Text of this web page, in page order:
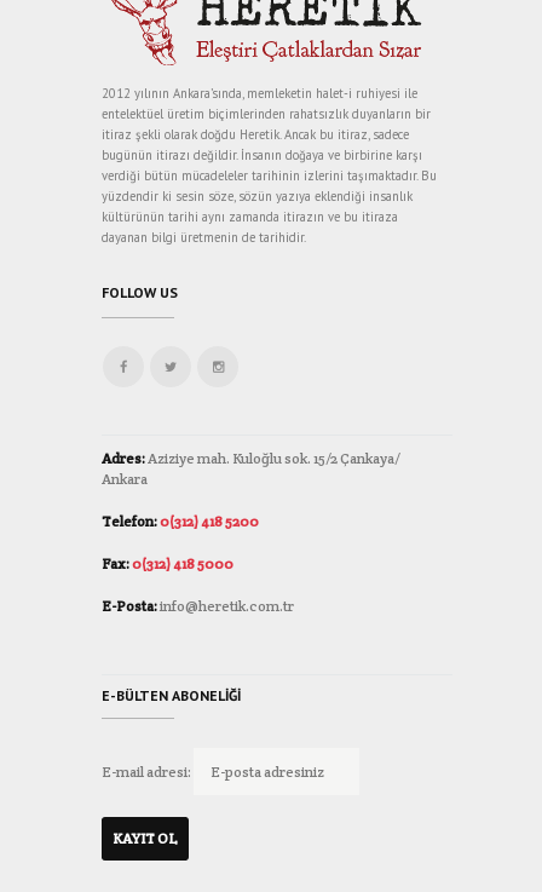
2012 yılının Ankara’sında, memleketin halet-i ruhiyesi ile
entelektüel üretim biçimlerinden rahatsızlık duyanların bir
itiraz şekli olarak doğdu Heretik. Ancak bu itiraz, sadece
bugünün itirazı değildir. İnsanın doğaya ve birbirine karşı
verdiği bütün mücadeleler tarihinin izlerini taşımaktadır. Bu
yüzdendir ki sesin söze, sözün yazıya eklendiği insanlık
kültürünün tarihi aynı zamanda itirazın ve bu itiraza
dayanan bilgi üretmenin de tarihidir.
FOLLOW US
Adres:Aziziye mah. Kuloğlu sok. 15/2 Çankaya/
Ankara
Telefon:0(312) 418 5200
Fax:0(312) 418 5000
E-Posta:info@heretik.com.tr
E-BÜLTEN ABONELIĞI
E-mail adresi: